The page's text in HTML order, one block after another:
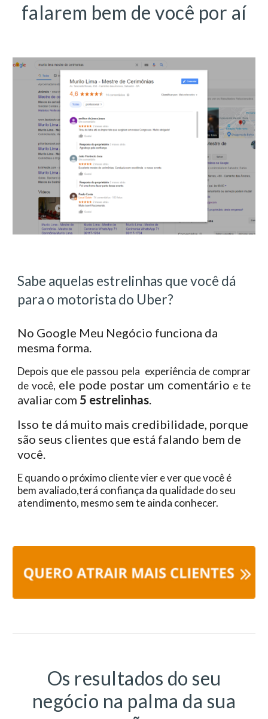
falarem bem de você por aí
Sabe aquelas estrelinhas que você dá
para o motorista do Uber?
No Google Meu Negócio funciona da
mesma forma.
Depois que ele passou pela experiência de comprar
de você, ele pode postar um comentário e te
avaliarcom 5 estrelinhas
Isso te dá muito mais credibilidade, porque
são seus clientes que está falando bem de
você.
E quando o próximo cliente vier e ver que você é
bem avaliado,terá confiança da qualidade do seu
atendimento, mesmo sem te ainda conhecer.
Os resultados do seu
negócio na palma da sua